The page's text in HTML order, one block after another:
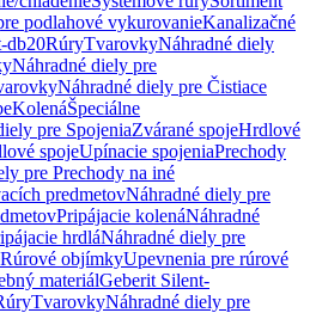
podlahové vykurovanieKanalizačné
db20RúryTvarovkyNáhradné diely
Náhradné diely pre
Náhradné diely pre Čistiace
KolenáŠpeciálne
pre SpojeniaZvárané spojeHrdlové
spojeUpínacie spojeniaPrechody
pre Prechody na iné
predmetovNáhradné diely pre
Pripájacie kolenáNáhradné
hrdláNáhradné diely pre
Rúrové objímkyUpevnenia pre rúrové
materiálGeberit Silent-
TvarovkyNáhradné diely pre